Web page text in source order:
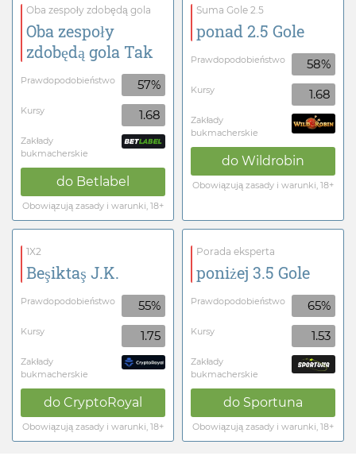
Oba zespoły zdobędą gola
Oba zespoły
zdobędą gola Tak
Prawdopodobieństwo 57%
Kursy 1.68
Zakłady
bukmacherskie
do Betlabel
Obowiązują zasady i warunki, 18+
Suma Gole 2.5
ponad 2.5 Gole
Prawdopodobieństwo 58%
Kursy 1.68
Zakłady
bukmacherskie
do Wildrobin
Obowiązują zasady i warunki, 18+
1X2
Beşiktaş J.K.
Prawdopodobieństwo 55%
Kursy 1.75
Zakłady
bukmacherskie
do CryptoRoyal
Obowiązują zasady i warunki, 18+
Porada eksperta
poniżej 3.5 Gole
Prawdopodobieństwo 65%
Kursy 1.53
Zakłady
bukmacherskie
do Sportuna
Obowiązują zasady i warunki, 18+